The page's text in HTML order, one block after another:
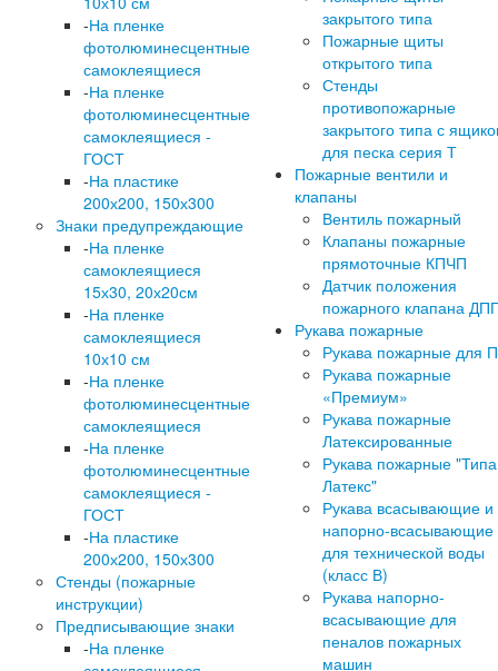
-На пленке
фотолюминесцентные
самоклеящиеся
-На пленке
фотолюминесцентные
самоклеящиеся -
ГОСТ
-На пластике
200х200, 150х300
Знаки предупреждающие
-На пленке
самоклеящиеся
15х30, 20х20см
-На пленке
самоклеящиеся
10х10 см
-На пленке
фотолюминесцентные
самоклеящиеся
-На пленке
фотолюминесцентные
самоклеящиеся -
ГОСТ
-На пластике
200х200, 150х300
Стенды (пожарные
инструкции)
Предписывающие знаки
-На пленке
закрытого типа
Пожарные щиты
открытого типа
Стенды
противопожарные
закрытого типа с
для песка серия Т
Пожарные вентили и
клапаны
Вентиль пожарный
Клапаны пожарные
прямоточные КПЧП
Датчик положения
пожарного клапана
Рукава пожарные
Рукава пожарные для
Рукава пожарные
«Премиум»
Рукава пожарные
Латексированные
Рукава пожарные "Типа
Латекс"
Рукава всасывающие и
напорно-всасывающие
для технической воды
(класс В)
Рукава напорно-
всасывающие для
пеналов пожарных
машин